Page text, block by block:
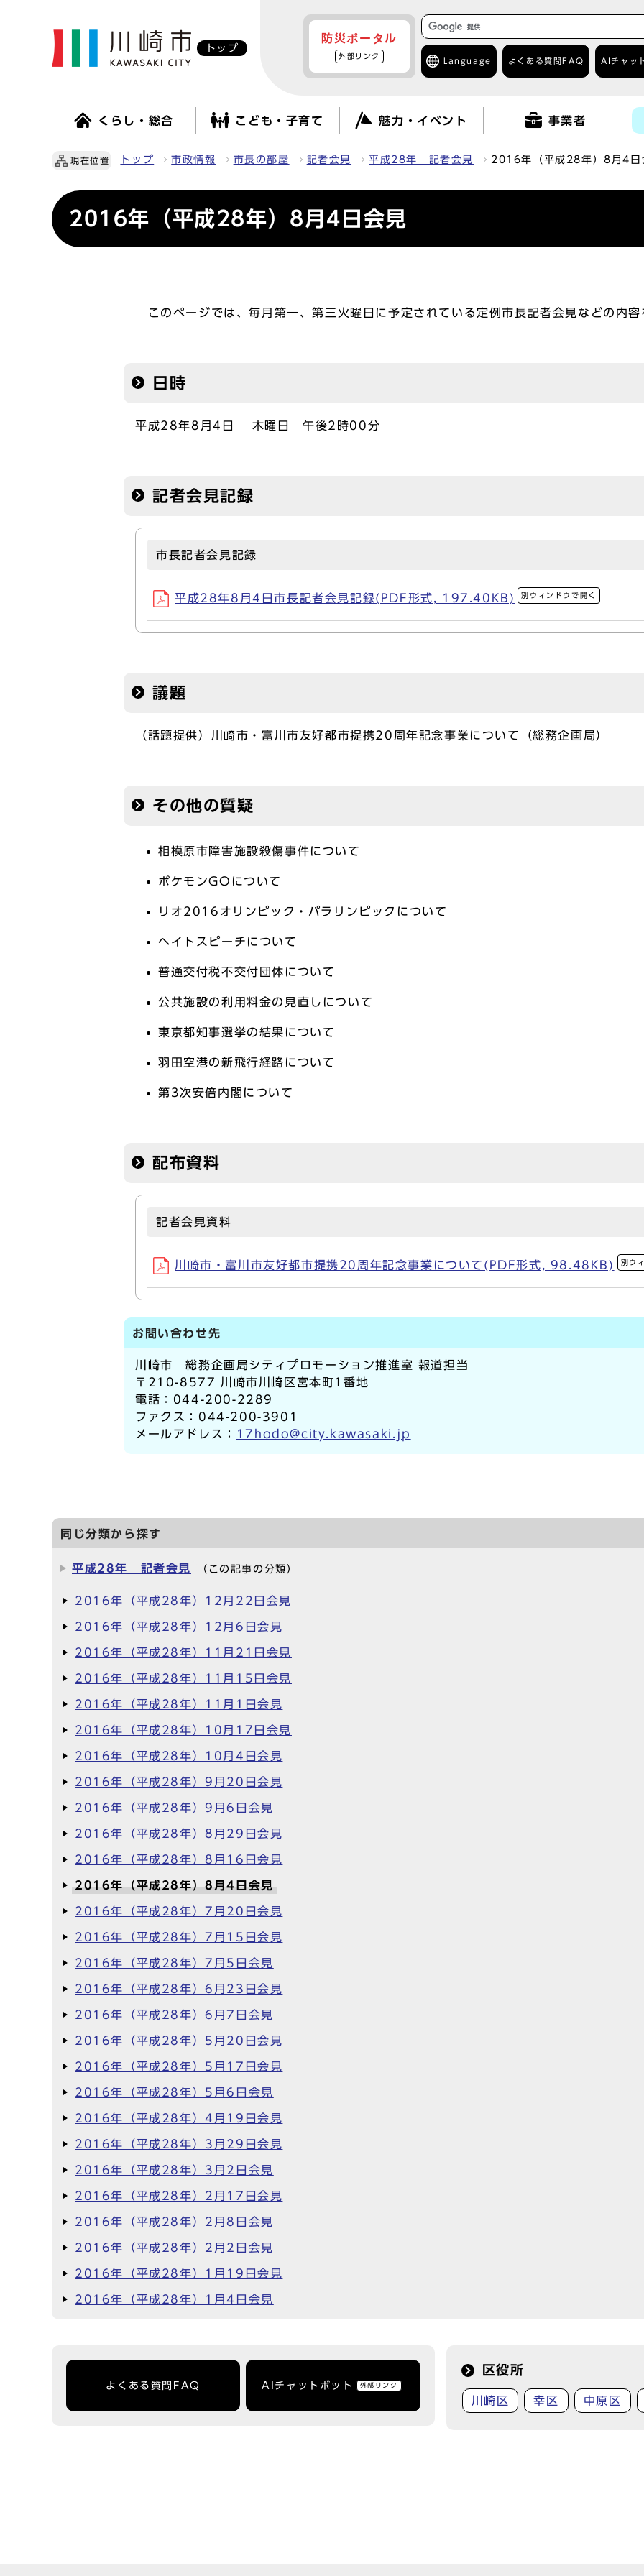
トップ
防災ポータル
外部リンク
Language よくある質問 FAQ AIチャッ
くらし・総合 こども・子育て 魅力・イベント 事業者
現在位置 トップ 市政情報 市長の部屋 記者会見 平成28年 記者会見 2016年（平成28年）8月4日
2016年（平成28年）8月4日会見
このページでは、毎月第一、第三火曜日に予定されている定例市長記者会見などの内容
日時
平成28年8月4日 木曜日 午後2時00分
記者会見記録
市長記者会見記録
平成28年8月4日市長記者会見記録(PDF形式, 197.40KB) 別ウィンドウで開く
議題
（話題提供）川崎市・富川市友好都市提携20周年記念事業について（総務企画局）
その他の質疑
相模原市障害施設殺傷事件について
ポケモンGOについて
リオ2016オリンピック・パラリンピックについて
ヘイトスピーチについて
普通交付税不交付団体について
公共施設の利用料金の見直しについて
東京都知事選挙の結果について
羽田空港の新飛行経路について
第3次安倍内閣について
配布資料
記者会見資料
川崎市・富川市友好都市提携20周年記念事業について(PDF形式, 98.48KB) 別ウ
お問い合わせ先
川崎市 総務企画局シティプロモーション推進室 報道担当
〒210-8577 川崎市川崎区宮本町1番地
電話：044-200-2289
ファクス：044-200-3901
メールアドレス：
17hodo@city.kawasaki.jp
同じ分類から探す
平成28年 記者会見 （この記事の分類）
2016年（平成28年）12月22日会見
2016年（平成28年）12月6日会見
2016年（平成28年）11月21日会見
2016年（平成28年）11月15日会見
2016年（平成28年）11月1日会見
2016年（平成28年）10月17日会見
2016年（平成28年）10月4日会見
2016年（平成28年）9月20日会見
2016年（平成28年）9月6日会見
2016年（平成28年）8月29日会見
2016年（平成28年）8月16日会見
2016年（平成28年）8月4日会見
2016年（平成28年）7月20日会見
2016年（平成28年）7月15日会見
2016年（平成28年）7月5日会見
2016年（平成28年）6月23日会見
2016年（平成28年）6月7日会見
2016年（平成28年）5月20日会見
2016年（平成28年）5月17日会見
2016年（平成28年）5月6日会見
2016年（平成28年）4月19日会見
2016年（平成28年）3月29日会見
2016年（平成28年）3月2日会見
2016年（平成28年）2月17日会見
2016年（平成28年）2月8日会見
2016年（平成28年）2月2日会見
2016年（平成28年）1月19日会見
2016年（平成28年）1月4日会見
よくある質問FAQ AIチャットボット 外部リンク
区役所
川崎区 幸区 中原区